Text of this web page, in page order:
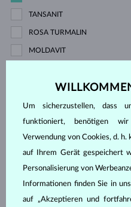
TANSANIT
ROSA TURMALIN
MOLDAVIT
387 €
Schliff
Um sicherzustellen, dass
funktioniert, benötigen
Verwendung von Cookies, d.
auf Ihrem Gerät gespeichert
Personalisierung von
Informationen finden Sie in
auf „Akzeptieren und